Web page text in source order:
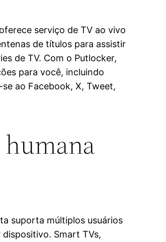
serviço de TV ao vivo
de títulos para assistir
de TV. Com o Putlocker,
para você, incluindo
ao Facebook, X, Tweet,
suporta múltiplos usuários
Smart TVs,